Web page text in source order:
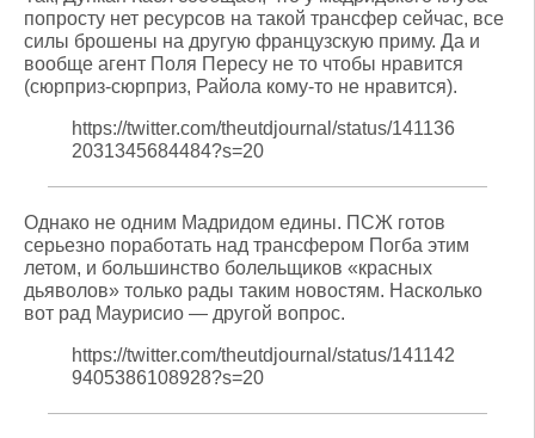
попросту нет ресурсов на такой трансфер сейчас, все
силы брошены на другую французскую приму. Да и
вообще агент Поля Пересу не то чтобы нравится
(сюрприз-сюрприз, Райола кому-то не нравится).
https://twitter.com/theutdjournal/status/141136
2031345684484?s=20
Однако не одним Мадридом едины. ПСЖ готов
серьезно поработать над трансфером Погба этим
летом, и большинство болельщиков «красных
дьяволов» только рады таким новостям. Насколько
вот рад Маурисио — другой вопрос.
https://twitter.com/theutdjournal/status/141142
9405386108928?s=20